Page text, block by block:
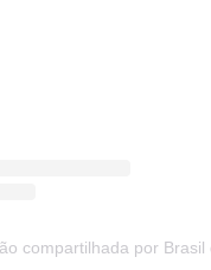
compartilhada por